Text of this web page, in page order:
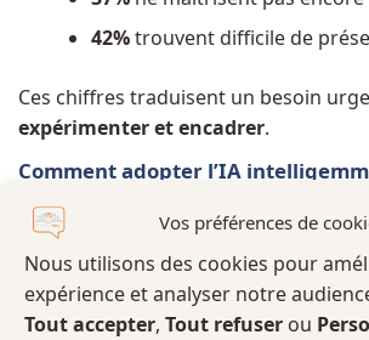
Vos préférences de
Nous utilisons des cookies pour
expérience et analyser notre
Tout accepter, Tout refuser ou
42%trouvent difficile de
Ces chiffres traduisent un besoin
expérimenter et encadrer.
Comment adopter l’IA
Commencer petit — un outil,
Apprendre à rédiger des
Garder une logique humaine